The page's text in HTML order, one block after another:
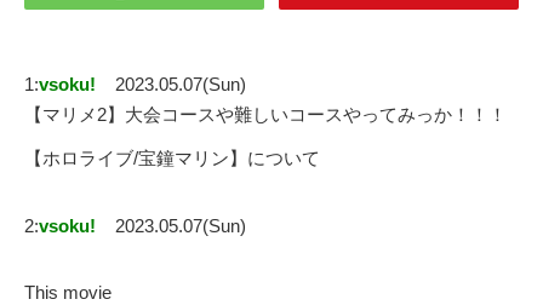
1:vsoku!
2023.05.07(Sun)
【マリメ2】大会コースや難しいコースやってみっか！！！
【ホロライブ/宝鐘マリン】について
2:vsoku! 2023.05.07(Sun)
This movie